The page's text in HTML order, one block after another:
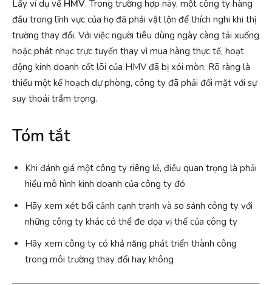
Lấy ví dụ về HMV. Trong trường hợp này, một công ty hàng
đầu trong lĩnh vực của họ đã phải vật lộn để thích nghi khi thị
trường thay đổi. Với việc người tiêu dùng ngày càng tải xuống
hoặc phát nhạc trực tuyến thay vì mua hàng thực tế, hoạt
động kinh doanh cốt lõi của HMV đã bị xói mòn. Rõ ràng là
thiếu một kế hoạch dự phòng, công ty đã phải đối mặt với sự
suy thoái trầm trọng.
Tóm tắt
Khi đánh giá một công ty riêng lẻ, điều quan trọng là phải
hiểu mô hình kinh doanh của công ty đó
Hãy xem xét bối cảnh cạnh tranh và so sánh công ty với
những công ty khác có thể đe dọa vị thế của công ty
Hãy xem công ty có khả năng phát triển thành công
trong môi trường thay đổi hay không